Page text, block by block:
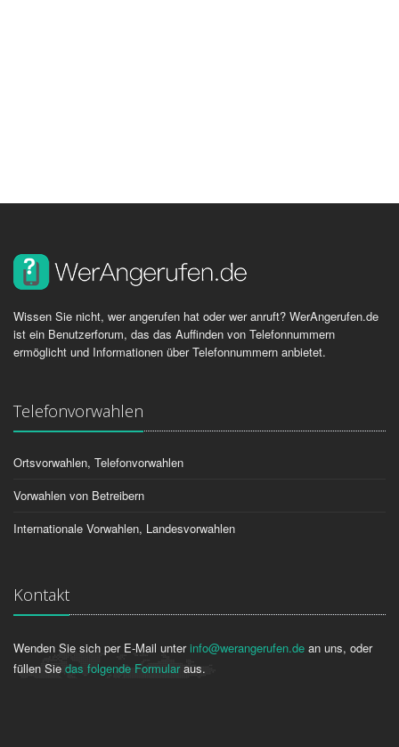
Wissen Sie nicht, wer angerufen hat oder wer anruft? WerAngerufen.de
ist ein Benutzerforum, das das Auffinden von Telefonnummern
ermöglicht und Informationen über Telefonnummern anbietet.
Telefonvorwahlen
Ortsvorwahlen, Telefonvorwahlen
Vorwahlen von Betreibern
Internationale Vorwahlen, Landesvorwahlen
Kontakt
Wenden Sie sich per E-Mail unterinfo@werangerufen.de an uns, oder
füllen Sie das folgende Formularaus.